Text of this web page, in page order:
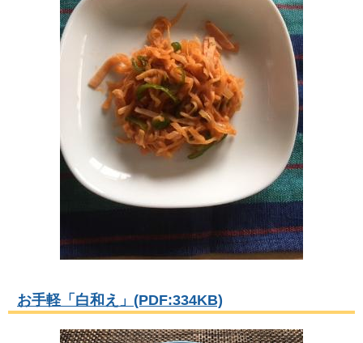
お手軽「白和え」(PDF:334KB)